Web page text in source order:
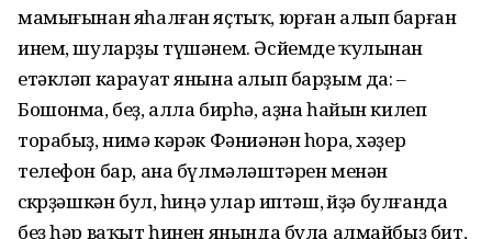
мамығынан яһалған яҫтыҡ, юрған алып барған
инем, шуларҙы түшәнем. Әсйемде ҡулынан
етәкләп карауат янына алып барҙым да: –
Бошонма, беҙ, алла бирһә, аҙна һайын килеп
торабыҙ, нимә кәрәк Фәниәнән һора, хәҙер
телефон бар, ана бүлмәләштәрен менән
сөкөрҙәшкән бул, һиңә улар иптәш, өйҙә булғанда
беҙ һәр ваҡыт һинен янында була алмайбыҙ бит,